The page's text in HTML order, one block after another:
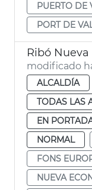
PUERTO DE
PORT DE
Ribó
modificado
ALCALDÍA
TODAS LAS
EN
NORMAL
FONS
NUEVA